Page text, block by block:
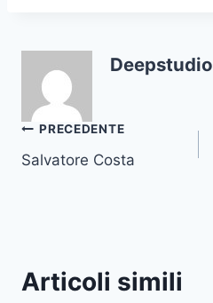
Deepstudio
Navigazione
articoli
PRECEDENTE
Salvatore Costa
Articoli simili